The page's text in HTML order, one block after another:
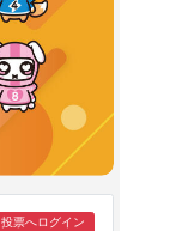
投票へログイン